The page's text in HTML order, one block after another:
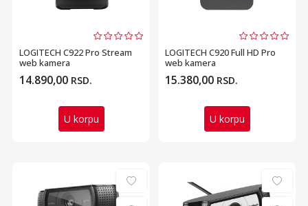
LOGITECH C922 Pro Stream
web kamera
14.890,00 RSD.
U korpu
LOGITECH C920 Full HD Pro
web kamera
15.380,00 RSD.
U korpu